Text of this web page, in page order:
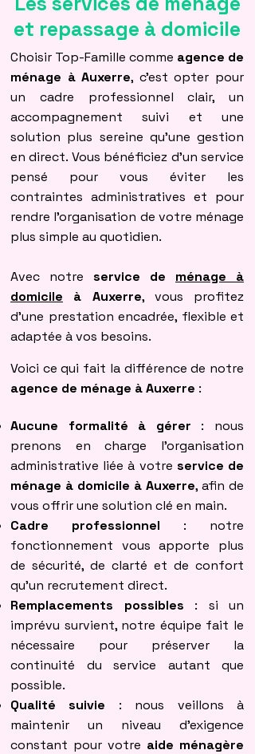
et repassage à domicile
Choisir Top-Famille comme agence de
ménage à Auxerre, c’est opter pour
un cadre professionnel clair, un
accompagnement suivi et une
solution plus sereine qu’une gestion
en direct. Vous bénéficiez d’un service
pensé pour vous éviter les
contraintes administratives et pour
rendre l’organisation de votre ménage
plus simple au quotidien.
Avec notre service de ménage à
domicile à Auxerre, vous profitez
d’une prestation encadrée, flexible et
adaptée à vos besoins.
Voici ce qui fait la différence de notre
agence de ménage à Auxerre :
Aucune formalité à gérer : nous
prenons en charge l’organisation
administrative liée à votre service de
ménage à domicile à Auxerre, afin de
vous offrir une solution clé en main.
Cadre professionnel : notre
fonctionnement vous apporte plus
de sécurité, de clarté et de confort
qu’un recrutement direct.
Remplacements possibles : si un
imprévu survient, notre équipe fait le
nécessaire pour préserver la
continuité du service autant que
possible.
Qualité suivie : nous veillons à
maintenir un niveau d’exigence
constant pour votre aide ménagère